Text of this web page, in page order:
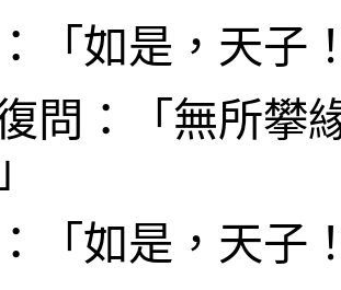
「如是，天子
問：「無所攀
「如是，天子